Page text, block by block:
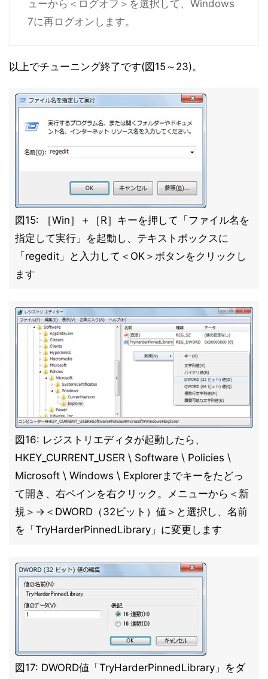
ューから＜ログオフ＞を選択して、Windows
7に再ログオンします。
以上でチューニング終了です(図15～23)。
図15: ［Win］＋［R］キーを押して「ファイル名を
指定して実行」を起動し、テキストボックスに
「regedit」と入力して＜OK＞ボタンをクリックし
ます
図16: レジストリエディタが起動したら、
HKEY_CURRENT_USER \ Software \ Policies \
Microsoft \ Windows \ Explorerまでキーをたどっ
て開き、右ペインを右クリック。メニューから＜新
規＞→＜DWORD（32ビット）値＞と選択し、名前
を「TryHarderPinnedLibrary」に変更します
図17: DWORD値「TryHarderPinnedLibrary」をダ